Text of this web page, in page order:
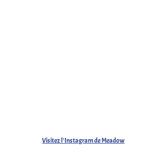
Visitez l'Instagram de Meadow